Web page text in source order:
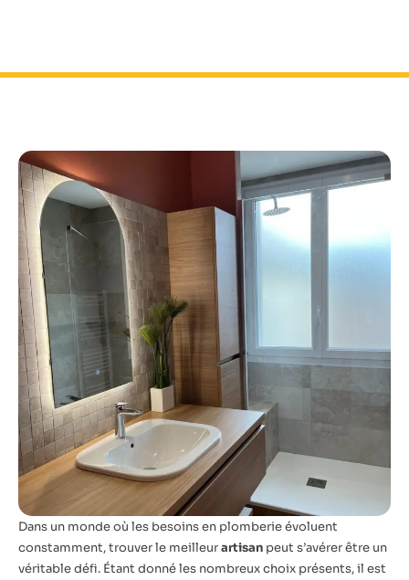
Dans un monde où les besoins en plomberie évoluent
constamment, trouver le meilleurartisan peut s’avérer être un
véritable défi. Étant donné les nombreux choix présents, il est